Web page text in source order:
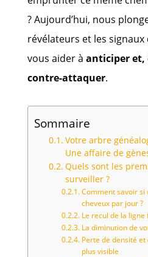
? Aujourd’hui, nous
révélateurs et les signaux
vous aider à anticiper et,
contre-attaquer.
Sommaire
Votre arbre
Une affaire de
Quels sont les
surveiller ?
Comment savoir si
cheveux par jour ?
Le recul de la ligne
La diminution de
Perte de densité
plus visible